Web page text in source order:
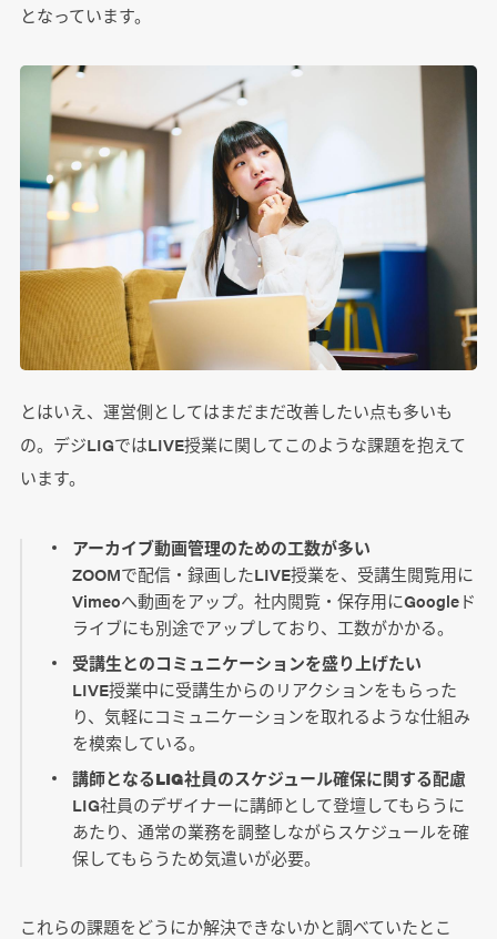
となっています。
とはいえ、運営側としてはまだまだ改善したい点も多いも
の。デジLIGではLIVE授業に関してこのような課題を抱えて
います。
アーカイブ動画管理のための工数が多い
ZOOMで配信・録画したLIVE授業を、受講生閲覧用に
Vimeoへ動画をアップ。社内閲覧・保存用にGoogleド
ライブにも別途でアップしており、工数がかかる。
受講生とのコミュニケーションを盛り上げたい
LIVE授業中に受講生からのリアクションをもらった
り、気軽にコミュニケーションを取れるような仕組み
を模索している。
講師となるLIG社員のスケジュール確保に関する配慮
LIG社員のデザイナーに講師として登壇してもらうに
あたり、通常の業務を調整しながらスケジュールを確
保してもらうため気遣いが必要。
これらの課題をどうにか解決できないかと調べていたとこ